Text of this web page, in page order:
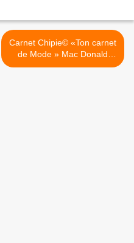
Carnet Chipie© «Ton carnet
de Mode » Mac Donald
2007 >